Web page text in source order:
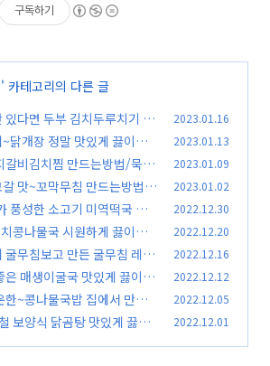
구독하기
' 카테고리의 다른 글
있다면 두부 김치두루치기 만
가좋다 / 김치두루치기 레시
2023.01.16
닭개장 정말 맛있게 끓이는
방법 / 김진옥요리가좋다 /
기
(35)
2023.01.13
갈비김치찜 만드는방법/묵은
/김진옥요리가좋다 돼지갈
2023.01.09
맛~꼬막무침 만드는방법/
옥요리가좋다
(28)
2023.01.02
풍성한 소고기 미역떡국 끓
떡국 만드는방법 김진옥요
2022.12.30
콩나물국 시원하게 끓이는
레시피/ 김치콩나물국 만들
다
(89)
2022.12.20
굴무침보고 만든 굴무침 레시
법/김진옥요리가좋다
(82)
2022.12.16
은 매생이굴국 맛있게 끓이는
다/매생이굴국 만들기
(42)
2022.12.12
~콩나물국밥 집에서 만들
/콩나물국밥 끓이는법/콩
2022.12.05
보양식 닭곰탕 맛있게 끓이
2022.12.01